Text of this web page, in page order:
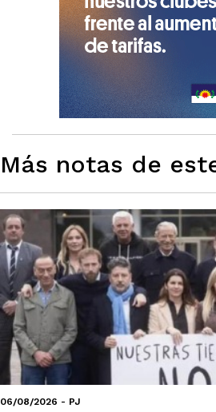
Más notas de
06/08/2026 - PJ